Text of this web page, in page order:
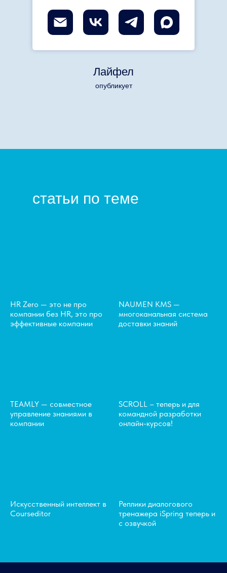
Лайфел
опубликует
статьи по теме
HR Zero — это не про
компании без HR, это про
эффективные компании
NAUMEN KMS —
многоканальная система
доставки знаний
TEAMLY — совместное
управление знаниями в
компании
SCROLL – теперь и для
командной разработки
онлайн-курсов!
Искусственный интеллект в
Courseditor
Реплики диалогового
тренажера iSpring теперь и
с озвучкой